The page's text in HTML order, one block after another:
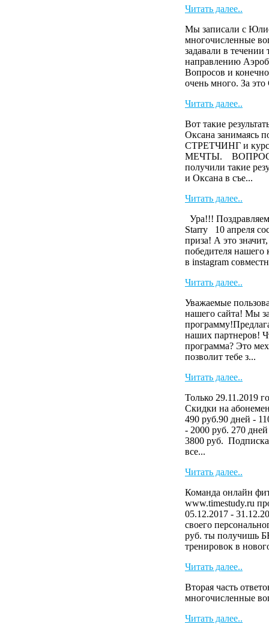
Читать далее..
Мы записали с
многочисленные
задавали в течении
направлению
Вопросов и
очень много. За
Читать далее..
Вот такие
Оксана занимаясь
СТРЕТЧИНГ и
МЕЧТЫ. ВОПРОС?
получили такие
и Оксана в съе...
Читать далее..
Ура!!!
Starry 10 апреля
приза! А это
победителя нашего
в instagram
Читать далее..
Уважаемые
нашего сайта! Мы
наших партнеров!
программа? Это
позволит тебе з...
Читать далее..
Только 29.11.2019
Скидки на
490 руб.90 дней -
- 2000 руб. 270
3800 руб.
все...
Читать далее..
Команда онлайн
www.timestudy.ru
05.12.2017 -
своего
руб. ты получишь
тренировок в
Читать далее..
Вторая часть
многочисленные
Читать далее..